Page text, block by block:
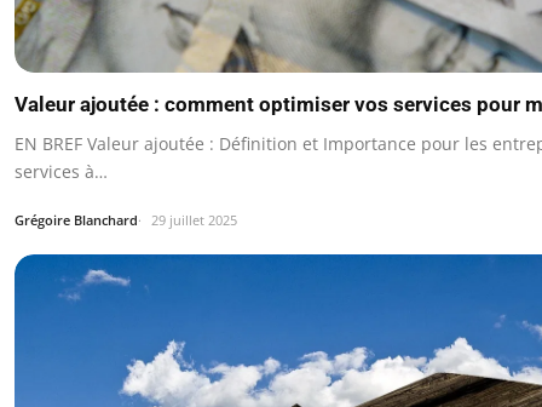
Valeur ajoutée : comment optimiser vos services pour
EN BREF Valeur ajoutée : Définition et Importance pour les
services à…
Grégoire Blanchard 29 juillet 2025